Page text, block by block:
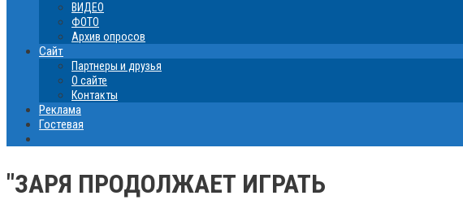
ВИДЕО
ФОТО
Архив опросов
Сайт
Партнеры и друзья
О сайте
Контакты
Реклама
Гостевая
"ЗАРЯ ПРОДОЛЖАЕТ ИГРАТЬ